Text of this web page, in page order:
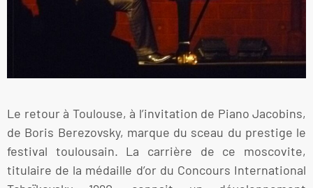
Le retour à Toulouse, à l’invitation de Piano Jacobins,
de Boris Berezovsky, marque du sceau du prestige le
festival toulousain. La carrière de ce moscovite,
titulaire de la médaille d’or du Concours International